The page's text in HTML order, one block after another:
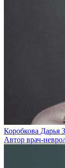
Коробкова Дарья
Автор врач-